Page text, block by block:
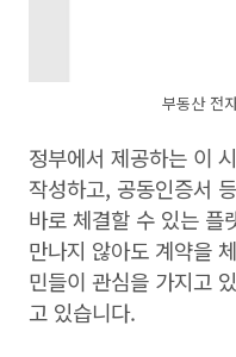
부동산 전
정부에서 제공하는 이
작성하고, 공동인증서
바로 체결할 수 있는 플
만나지 않아도 계약을
민들이 관심을 가지고
고 있습니다.